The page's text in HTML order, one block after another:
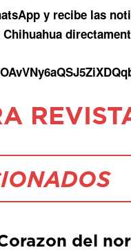
y recibe las
del